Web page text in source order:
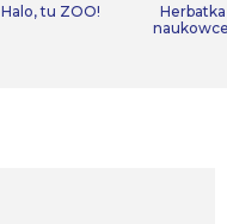
Halo, tu ZOO!